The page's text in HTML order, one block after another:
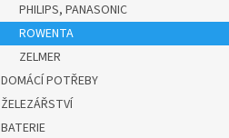
PHILIPS, PANASONIC
ROWENTA
ZELMER
DOMÁCÍ POTŘEBY
ŽELEZÁŘSTVÍ
BATERIE